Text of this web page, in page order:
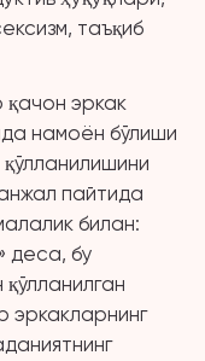
таъқиб
эркак
намоён бўлиши
пайтида
билан:
деса, бу
эркакларнинг